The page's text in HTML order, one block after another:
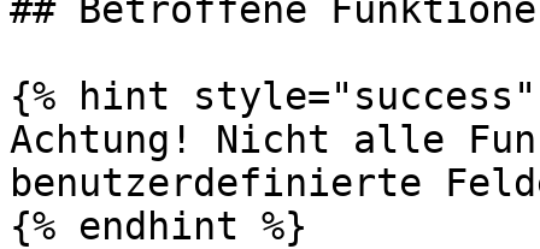
## Betroffene
{% hint style="success"
Achtung! Nicht alle
benutzerdefinierte
{% endhint %}